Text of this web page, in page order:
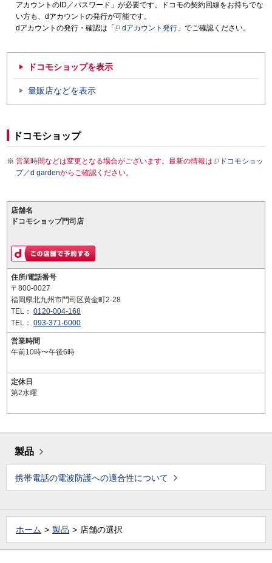
アカウントのID／パスワード」が必要です。ドコモの契約回線をお持ちでな
い方も、dアカウントの発行が可能です。
dアカウントの発行・確認は「
dアカウント発行 」でご確認ください。
ドコモショップを表示
量販店などを表示
ドコモショップ
営業時間などは変更となる場合がございます。最新の情報は
ドコモショッ
プ／d gardenからご確認ください。
店舗名
ドコモショップ門司店
住所/電話番号
〒800-0027
福岡県北九州市門司区黄金町2-28
TEL： 0120-004-168
TEL： 093-371-6000
営業時間
午前10時〜午後6時
定休日
第2水曜
製品
携帯電話の電波防護への適合性について
ホーム 製品 店舗の選択